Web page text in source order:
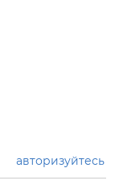
авторизуйтесь